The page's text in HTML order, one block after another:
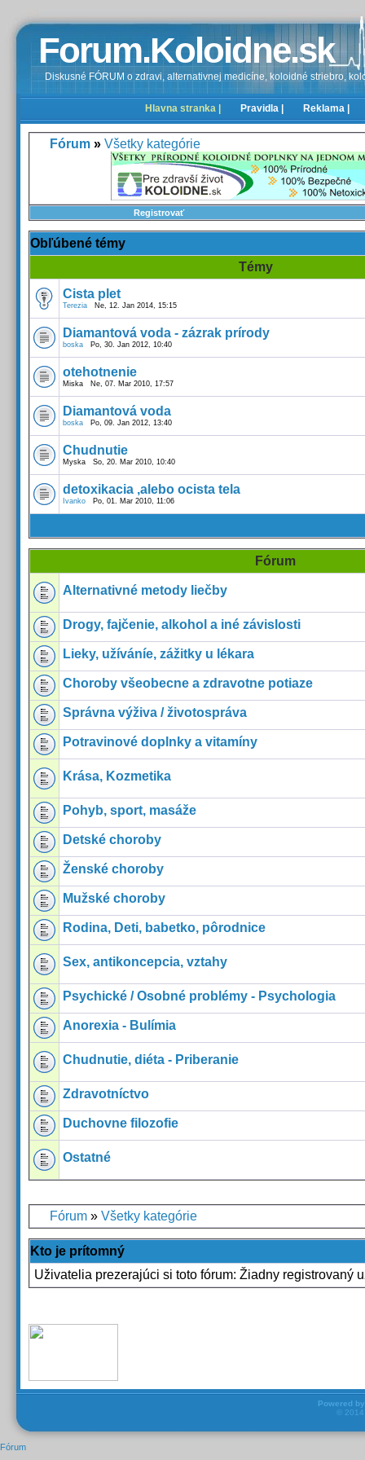
Forum.Koloidne.sk
Diskusné FÓRUM o zdravi, alternativnej medicíne, koloidné striebro,
Hlavna stranka | Pravidla | Reklama |
Fórum » Všetky kategórie
Registrovať
Obľúbené témy
Témy
Cista plet
Terezia Ne, 12. Jan 2014, 15:15
Diamantová voda - zázrak prírody
boska Po, 30. Jan 2012, 10:40
otehotnenie
Miska Ne, 07. Mar 2010, 17:57
Diamantová voda
boska Po, 09. Jan 2012, 13:40
Chudnutie
Myska So, 20. Mar 2010, 10:40
detoxikacia ,alebo ocista tela
Ivanko Po, 01. Mar 2010, 11:06
Fórum
Alternativné metody liečby
Drogy, fajčenie, alkohol a iné závislosti
Lieky, užíváníe, zážitky u lékara
Choroby všeobecne a zdravotne potiaze
Správna výživa / životospráva
Potravinové doplnky a vitamíny
Krása, Kozmetika
Pohyb, sport, masáže
Detské choroby
Ženské choroby
Mužské choroby
Rodina, Deti, babetko, pôrodnice
Sex, antikoncepcia, vztahy
Psychické / Osobné problémy - Psychologia
Anorexia - Bulímia
Chudnutie, diéta - Priberanie
Zdravotníctvo
Duchovne filozofie
Ostatné
Fórum » Všetky kategórie
Kto je prítomný
Uživatelia prezerajúci si toto fórum: Žiadny registrovaný
Powered by
©
Fórum